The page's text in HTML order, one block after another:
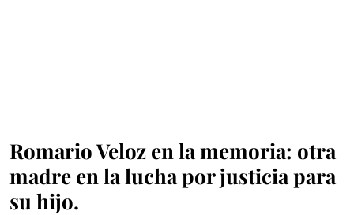
Romario Veloz en la memoria: otra
madre en la lucha por justicia para
su hijo.